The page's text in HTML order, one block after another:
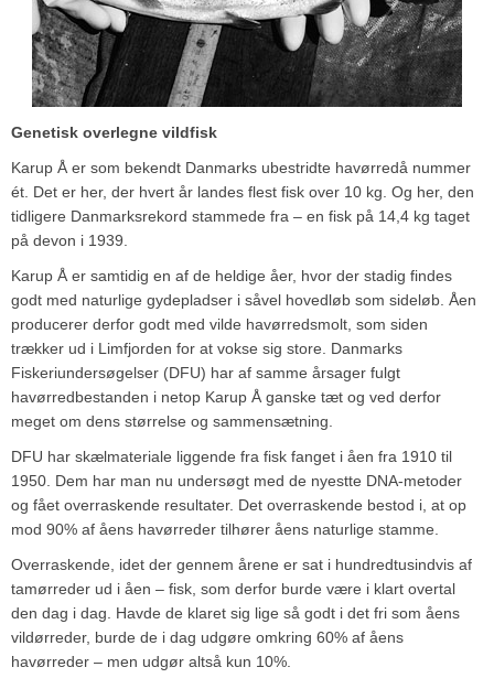
Genetisk overlegne vildfisk
Karup Å er som bekendt Danmarks ubestridte havørredå nummer
ét. Det er her, der hvert år landes flest fisk over 10 kg. Og her, den
tidligere Danmarksrekord stammede fra – en fisk på 14,4 kg taget
på devon i 1939.
Karup Å er samtidig en af de heldige åer, hvor der stadig findes
godt med naturlige gydepladser i såvel hovedløb som sideløb. Åen
producerer derfor godt med vilde havørredsmolt, som siden
trækker ud i Limfjorden for at vokse sig store. Danmarks
Fiskeriundersøgelser (DFU) har af samme årsager fulgt
havørredbestanden i netop Karup Å ganske tæt og ved derfor
meget om dens størrelse og sammensætning.
DFU har skælmateriale liggende fra fisk fanget i åen fra 1910 til
1950. Dem har man nu undersøgt med de nyestte DNA-metoder
og fået overraskende resultater. Det overraskende bestod i, at op
mod 90% af åens havørreder tilhører åens naturlige stamme.
Overraskende, idet der gennem årene er sat i hundredtusindvis af
tamørreder ud i åen – fisk, som derfor burde være i klart overtal
den dag i dag. Havde de klaret sig lige så godt i det fri som åens
vildørreder, burde de i dag udgøre omkring 60% af åens
havørreder – men udgør altså kun 10%.